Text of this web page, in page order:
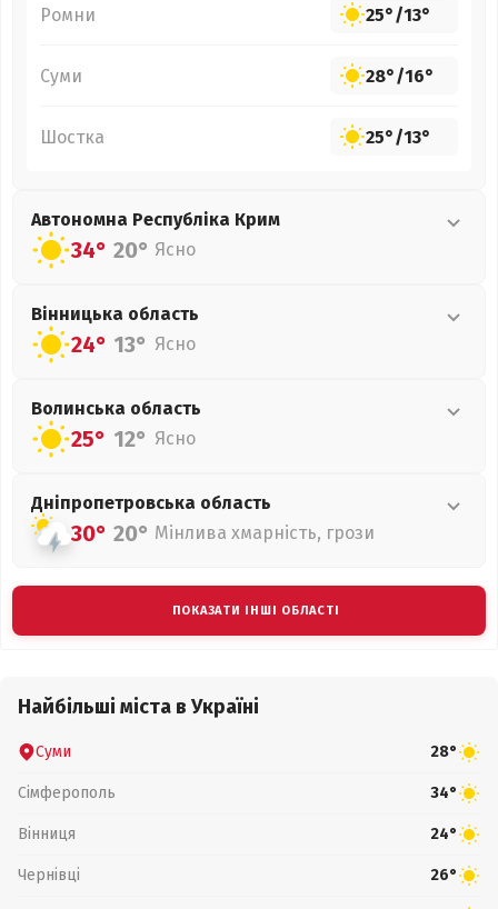
Ромни 25°/13°
Суми 28°/16°
Шостка 25°/13°
Автономна Республіка Крим
34° 20° Ясно
Вінницька область
24° 13° Ясно
Волинська область
25° 12° Ясно
Дніпропетровська область
30° 20° Мінлива хмарність, грози
ПОКАЗАТИ ІНШІ ОБЛАСТІ
Найбільші міста в Україні
Суми 28°
Сімферополь 34°
Вінниця 24°
Чернівці 26°